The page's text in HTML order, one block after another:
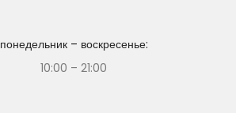
понедельник – воскресенье:
10:00 – 21:00